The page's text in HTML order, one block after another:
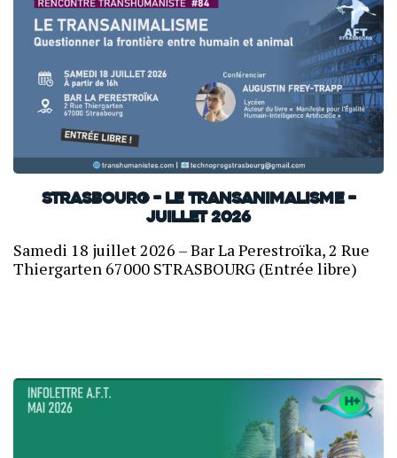
Strasbourg – Le transanimalisme –
Juillet 2026
Samedi 18 juillet 2026 – Bar La Perestroïka, 2 Rue
Thiergarten 67000 STRASBOURG (Entrée libre)